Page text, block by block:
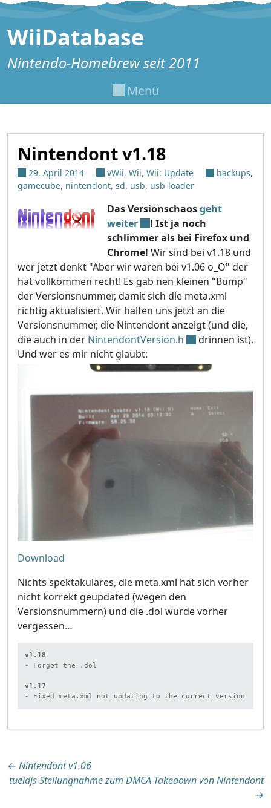
Zum Inhalt springen
WiiDatabase
Nintendo-Homebrew seit 2011
Menü
Nintendont v1.18
29. April 2014 vWii, Wii, Wii: Update backups,
gamecube, nintendont, sd, usb, usb-loader
Das Versionschaosgeht
weiter
! Ist ja noch
schlimmer als bei Firefox und
Chrome! Wir sind bei v1.18 und
wer jetzt denkt "Aber wir waren bei v1.06 o_O" der
hat vollkommen recht! Es gab nen kleinen "Bump"
der Versionsnummer, damit sich die meta.xml
richtig aktualisiert. Wir halten uns jetzt an die
Versionsnummer, die Nintendont anzeigt (und die,
die auch in der NintendontVersion.h
drinnen ist).
Und wer es mir nicht glaubt:
Download
Nichts spektakuläres, die meta.xml hat sich vorher
nicht korrekt geupdated (wegen den
Versionsnummern) und die .dol wurde vorher
vergessen…
v1.18
- Forgot the .dol
v1.17
- Fixed meta.xml not updating to the correct version
Beitragsnavigation
← Nintendont v1.06
tueidjs Stellungnahme zum DMCA-Takedown von Nintendont
→